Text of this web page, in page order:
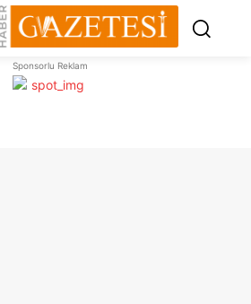
Sponsorlu Reklam